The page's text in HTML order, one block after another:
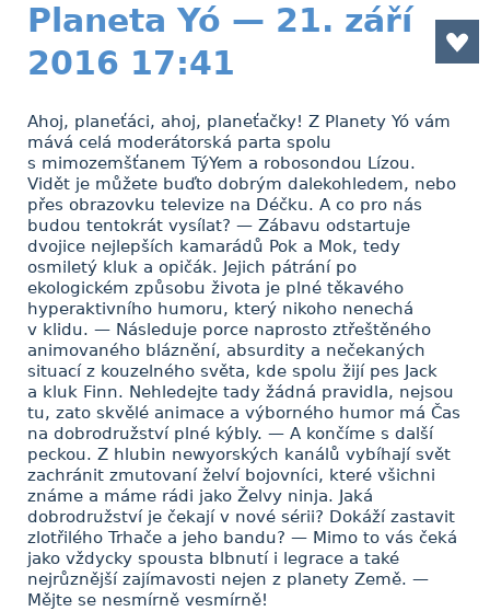
Planeta Yó — 21. září
2016 17:41
Ahoj, planeťáci, ahoj, planeťačky! Z Planety Yó vám
mává celá moderátorská parta spolu
s mimozemšťanem TýYem a robosondou Lízou.
Vidět je můžete buďto dobrým dalekohledem, nebo
přes obrazovku televize na Déčku. A co pro nás
budou tentokrát vysílat? — Zábavu odstartuje
dvojice nejlepších kamarádů Pok a Mok, tedy
osmiletý kluk a opičák. Jejich pátrání po
ekologickém způsobu života je plné těkavého
hyperaktivního humoru, který nikoho nenechá
v klidu. — Následuje porce naprosto ztřeštěného
animovaného bláznění, absurdity a nečekaných
situací z kouzelného světa, kde spolu žijí pes Jack
a kluk Finn. Nehledejte tady žádná pravidla, nejsou
tu, zato skvělé animace a výborného humor má Čas
na dobrodružství plné kýbly. — A končíme s další
peckou. Z hlubin newyorských kanálů vybíhají svět
zachránit zmutovaní želví bojovníci, které všichni
známe a máme rádi jako Želvy ninja. Jaká
dobrodružství je čekají v nové sérii? Dokáží zastavit
zlotřilého Trhače a jeho bandu? — Mimo to vás čeká
jako vždycky spousta blbnutí i legrace a také
nejrůznější zajímavosti nejen z planety Země. —
Mějte se nesmírně vesmírně!